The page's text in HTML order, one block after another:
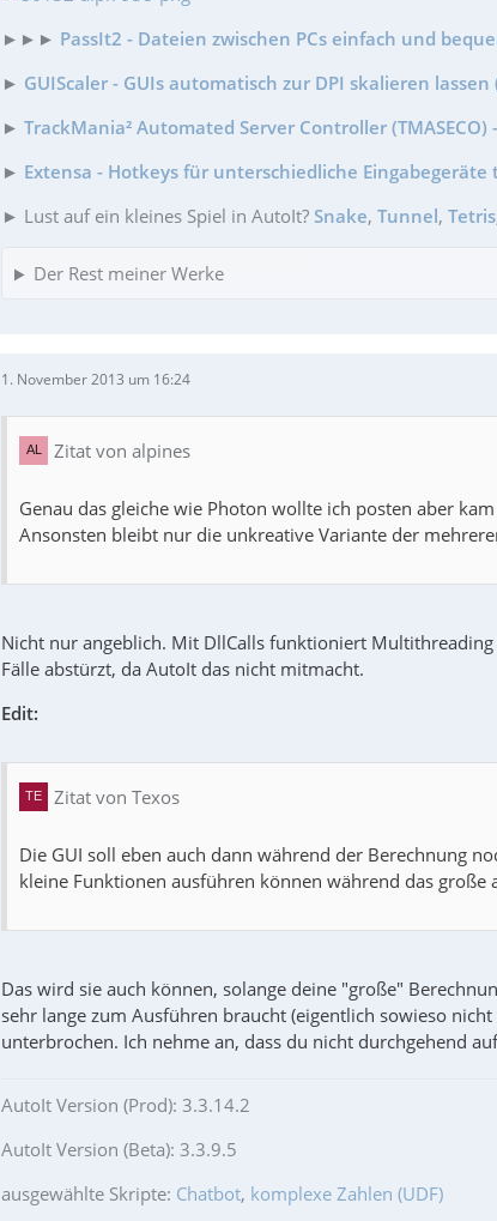
►►► PassIt2 - Dateien zwischen PCs einfach und
► GUIScaler - GUIs automatisch zur DPI skalieren
► TrackMania² Automated Server Controller
► Extensa - Hotkeys für unterschiedliche Eingabegeräte
► Lust auf ein kleines Spiel in AutoIt? Snake, Tunnel, Tetris
Der Rest meiner Werke
1. November 2013 um 16:24
Zitat von alpines
Genau das gleiche wie Photon wollte ich posten aber
Ansonsten bleibt nur die unkreative Variante der
Nicht nur angeblich. Mit DllCalls funktioniert
Fälle abstürzt, da AutoIt das nicht mitmacht.
Edit:
Zitat von Texos
Die GUI soll eben auch dann während der Berechnung
kleine Funktionen ausführen können während das große
Das wird sie auch können, solange deine "große"
sehr lange zum Ausführen braucht (eigentlich sowieso
unterbrochen. Ich nehme an, dass du nicht durchgehend
AutoIt Version (Prod): 3.3.14.2
AutoIt Version (Beta): 3.3.9.5
ausgewählte Skripte: Chatbot, komplexe Zahlen (UDF)